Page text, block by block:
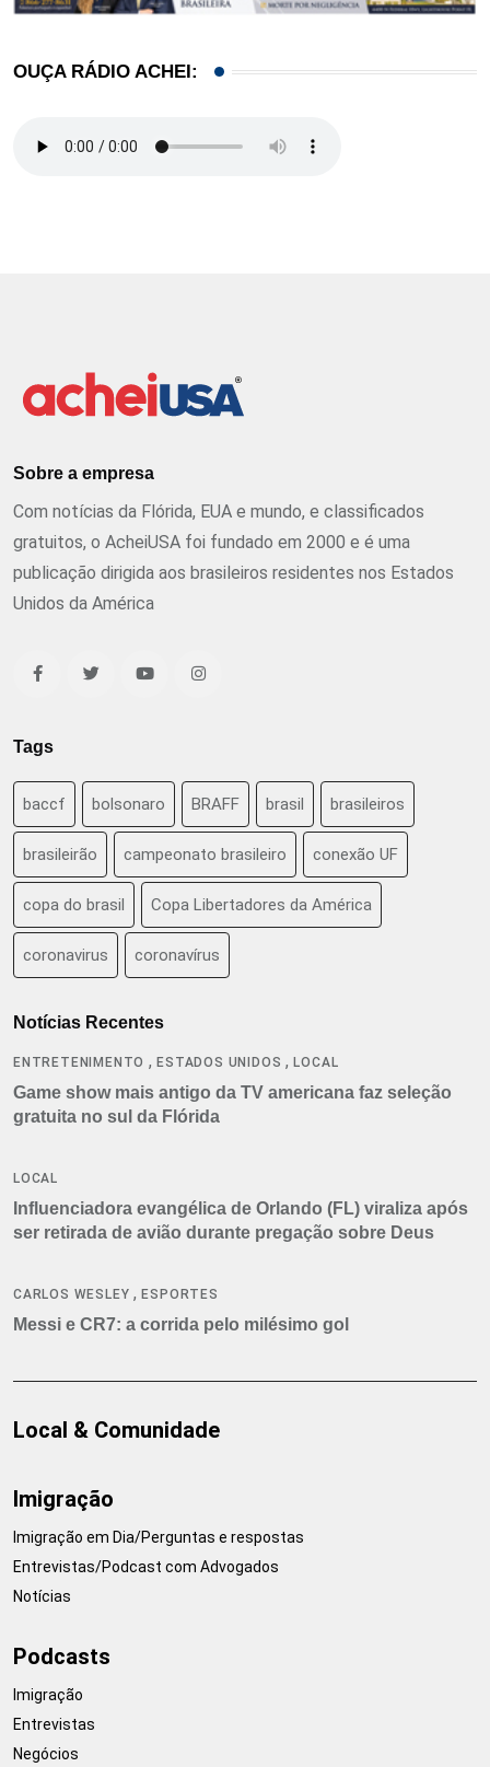
OUÇA RÁDIO ACHEI:
Sobre a empresa
Com notícias da Flórida, EUA e mundo, e classificados
gratuitos, o AcheiUSA foi fundado em 2000 e é uma
publicação dirigida aos brasileiros residentes nos Estados
Unidos da América
Tags
baccf bolsonaro BRAFF brasil brasileiros
brasileirão campeonato brasileiro conexão UF
copa do brasil Copa Libertadores da América
coronavirus coronavírus
Notícias Recentes
ENTRETENIMENTO ,ESTADOS UNIDOS ,LOCAL
Game show mais antigo da TV americana faz seleção
gratuita no sul da Flórida
LOCAL
Influenciadora evangélica de Orlando (FL) viraliza após
ser retirada de avião durante pregação sobre Deus
CARLOS WESLEY ,ESPORTES
Messi e CR7: a corrida pelo milésimo gol
Local & Comunidade
Imigração
Imigração em Dia/Perguntas e respostas
Entrevistas/Podcast com Advogados
Notícias
Podcasts
Imigração
Entrevistas
Negócios